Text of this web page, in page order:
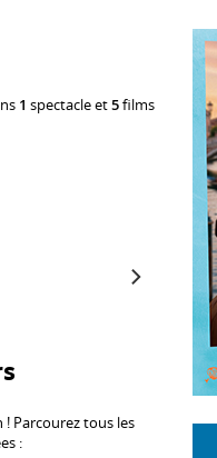
1 spectacle et5films
Parcourez tous les
: